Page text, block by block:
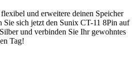
und erweitere deinen Speicher
Sie sich jetzt den Sunix CT-11 8Pin auf
und verbinden Sie Ihr gewohntes
Tag!